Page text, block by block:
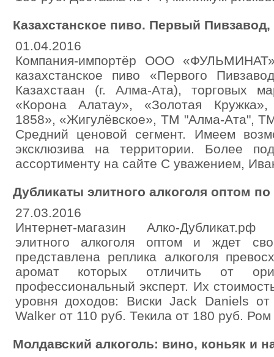
Казахстанское пиво. Первый
01.04.2016
Компания-импортёр ООО
казахстанское пиво «Первого
Казахстаан (г. Алма-Ата), торговых
«Корона Алатау», «Золотая Кружка»,
1858», «Жигулёвское», ТМ "Алма-Ата",
Средний ценовой сегмент. Имеем
эксклюзива на территории. Более
ассортименту на сайте С уважением,
Дубликаты элитного алкоголя оптом
27.03.2016
Интернет-магазин Алко-
элитного алкоголя оптом и ждет
представлена реплика алкоголя
аромат которых отличить от
профессиональный эксперт. Их
уровня доходов: Виски Jack Daniels
Walker от 110 руб. Текила от 180 руб.
Молдавский алкоголь: вино, коньяк и